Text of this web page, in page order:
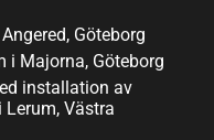
Göteborg
i Majorna, Göteborg
installation av
Västra